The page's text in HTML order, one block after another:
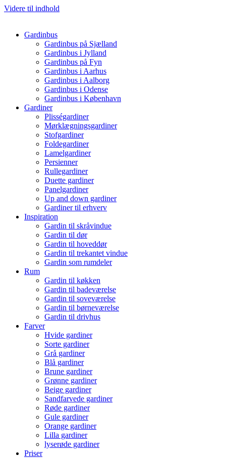
Videre til indhold
Gardinbus
Gardinbus på Sjælland
Gardinbus i Jylland
Gardinbus på Fyn
Gardinbus i Aarhus
Gardinbus i Aalborg
Gardinbus i Odense
Gardinbus i København
Gardiner
Plisségardiner
Mørklægningsgardiner
Stofgardiner
Foldegardiner
Lamelgardiner
Persienner
Rullegardiner
Duette gardiner
Panelgardiner
Up and down gardiner
Gardiner til erhverv
Inspiration
Gardin til skråvindue
Gardin til dør
Gardin til hoveddør
Gardin til trekantet vindue
Gardin som rumdeler
Rum
Gardin til køkken
Gardin til badeværelse
Gardin til soveværelse
Gardin til børneværelse
Gardin til drivhus
Farver
Hvide gardiner
Sorte gardiner
Grå gardiner
Blå gardiner
Brune gardiner
Grønne gardiner
Beige gardiner
Sandfarvede gardiner
Røde gardiner
Gule gardiner
Orange gardiner
Lilla gardiner
lyserøde gardiner
Priser